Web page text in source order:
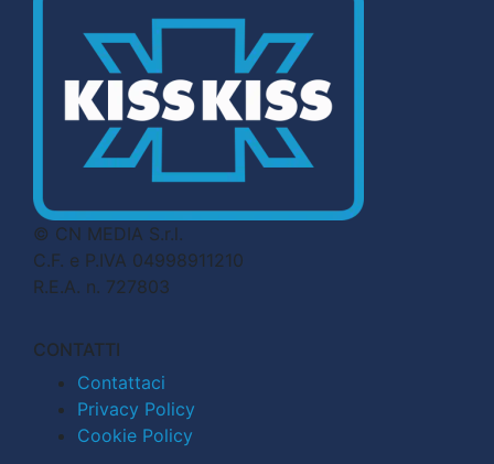
© CN MEDIA S.r.l.
C.F. e P.IVA 04998911210
R.E.A. n. 727803
CONTATTI
Contattaci
Privacy Policy
Cookie Policy